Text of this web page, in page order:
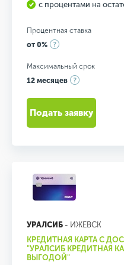
с процентами на
Процентная ставка
от 0%
Максимальный срок
12 месяцев
Подать заявку
УРАЛСИБ - ИЖЕВСК
КРЕДИТНАЯ КАРТА С
"УРАЛСИБ КРЕДИТНАЯ
ВЫГОДОЙ"